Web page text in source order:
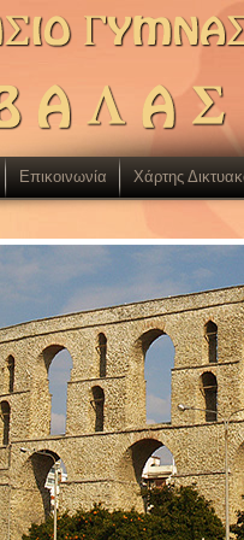
Επικοινωνία Χάρτης